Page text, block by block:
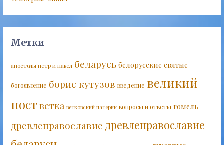
Метки
апостолы петр и павел беларусь белорусские святые
богоявление борис кутузов введение великий
постветка ветковский патерик вопросы и ответы гомель
древлеправославие древлеправославие